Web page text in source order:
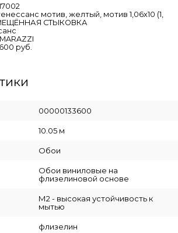
мотив, желтый, мотив 1,06х10 (1,
СТЫКОВКА
руб.
00000133600
10.05 м
Обои
Обои виниловые на
флизелиновой основе
М2 - высокая устойчивость к
мытью
флизелин